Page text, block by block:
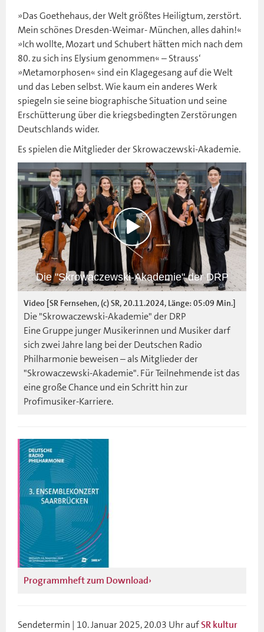
»Das Goethehaus, der Welt größtes Heiligtum, zerstört.
Mein schönes Dresden-Weimar- München, alles dahin!«
»Ich wollte, Mozart und Schubert hätten mich nach dem
80. zu sich ins Elysium genommen« – Strauss‘
»Metamorphosen« sind ein Klagegesang auf die Welt
und das Leben selbst. Wie kaum ein anderes Werk
spiegeln sie seine biographische Situation und seine
Erschütterung über die kriegsbedingten Zerstörungen
Deutschlands wider.
Es spielen die Mitglieder der Skrowaczewski-Akademie.
Die "Skrowaczewski-Akademie" der DRP
Video [SR Fernsehen, (c) SR, 20.11.2024, Länge: 05:09 Min.]
Die "Skrowaczewski-Akademie" der DRP
Eine Gruppe junger Musikerinnen und Musiker darf
sich zwei Jahre lang bei der Deutschen Radio
Philharmonie beweisen – als Mitglieder der
"Skrowaczewski-Akademie". Für Teilnehmende ist das
eine große Chance und ein Schritt hin zur
Profimusiker-Karriere.
Programmheft zum Download
Sendetermin | 10. Januar 2025, 20.03 Uhr aufSR kultur